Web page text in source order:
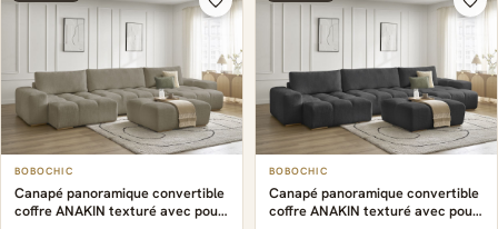
BOBOCHIC
Canapé panoramique convertible
coffre ANAKIN texturé avec pouf
BOBOCHIC
Canapé panoramique convertible
coffre ANAKIN texturé avec pouf